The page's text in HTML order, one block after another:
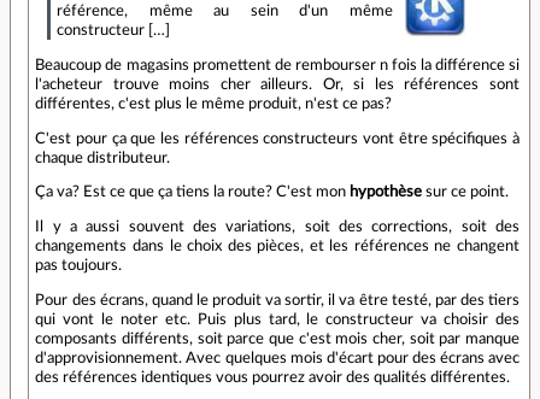
référence, même au sein d'un même
constructeur […]
Beaucoup de magasins promettent de rembourser n fois la différence si
l'acheteur trouve moins cher ailleurs. Or, si les références sont
différentes, c'est plus le même produit, n'est ce pas?
C'est pour ça que les références constructeurs vont être spécifiques à
chaque distributeur.
Ça va? Est ce que ça tiens la route? C'est mon hypothèse sur ce point.
Il y a aussi souvent des variations, soit des corrections, soit des
changements dans le choix des pièces, et les références ne changent
pas toujours.
Pour des écrans, quand le produit va sortir, il va être testé, par des tiers
qui vont le noter etc. Puis plus tard, le constructeur va choisir des
composants différents, soit parce que c'est mois cher, soit par manque
d'approvisionnement. Avec quelques mois d'écart pour des écrans avec
des références identiques vous pourrez avoir des qualités différentes.